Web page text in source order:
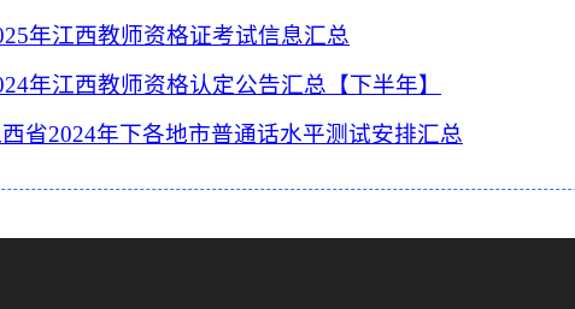
年江西教师资格证考试信息汇总
年江西教师资格认定公告汇总【下半年】
省2024年下各地市普通话水平测试安排汇总